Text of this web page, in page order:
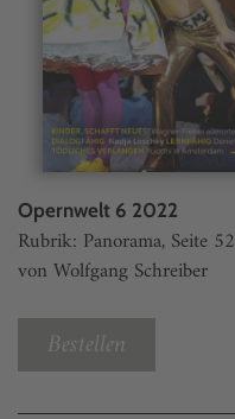
Opernwelt 6 2022
Rubrik: Panorama, Seite 52
von Wolfgang Schreiber
Bestellen